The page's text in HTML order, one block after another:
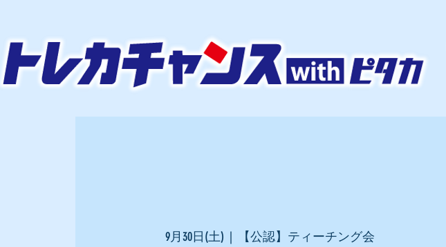
9月30日(土)
  |
【公認】ティーチング会